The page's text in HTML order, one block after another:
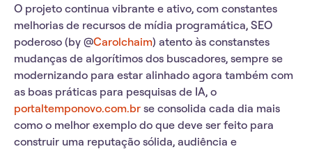
O projeto continua vibrante e ativo, com constantes
melhorias de recursos de mídia programática, SEO
poderoso (by @Carolchaim) atento às constanstes
mudanças de algorítimos dos buscadores, sempre se
modernizando para estar alinhado agora também com
as boas práticas para pesquisas de IA, o
portaltemponovo.com.br se consolida cada dia mais
como o melhor exemplo do que deve ser feito para
construir uma reputação sólida, audiência e